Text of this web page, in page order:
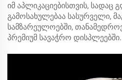
იმ აპლიკაციებისთვის, სადაც
გამოსახულებაა სასურველი,
სამზარეულოებში,
პრემიუმ სავაჭრო დისპლეებში.